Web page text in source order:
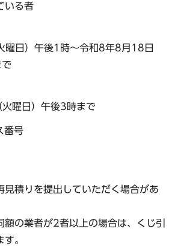
いる者
日）午後1時～令和8年8月18日
で
曜日）午後3時まで
番号
積りを提出していただく場合があ
の業者が2者以上の場合は、くじ引
。